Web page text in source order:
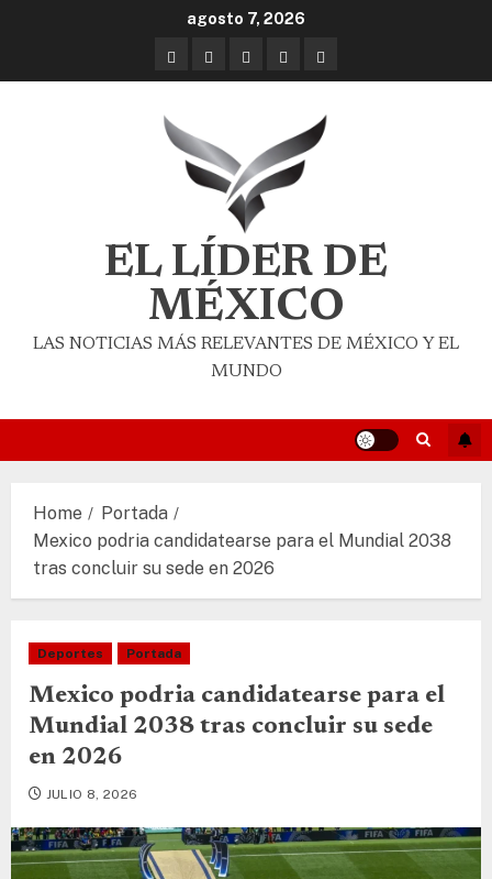
agosto 7, 2026
EL LÍDER DE
MÉXICO
LAS NOTICIAS MÁS RELEVANTES DE MÉXICO Y EL
MUNDO
Home
Portada
Mexico podria candidatearse para el Mundial 2038
tras concluir su sede en 2026
Deportes Portada
Mexico podria candidatearse para el
Mundial 2038 tras concluir su sede
en 2026
JULIO 8, 2026